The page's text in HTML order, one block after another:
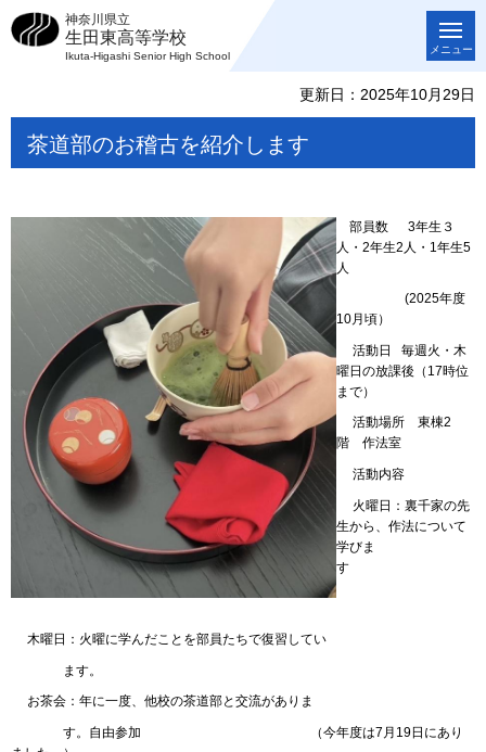
神奈川県立
生田東高等学校
Ikuta-Higashi Senior High School
メニュー
更新日：2025年10月29日
茶道部のお稽古を紹介します
部員数 3年生３
人・2年生2人・1年生5
人
(2025年度
10月頃）
活動日 毎週火・木
曜日の放課後（17時位
まで）
活動場所 東棟2
階 作法室
活動内容
火曜日：裏千家の先
生から、作法について
学びま
す
木曜日：火曜に学んだことを部員たちで復習してい
ます。
お茶会：年に一度、他校の茶道部と交流がありま
す。自由参加 （今年度は7月19日にあり